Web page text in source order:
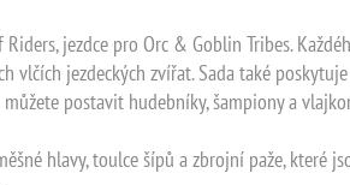
jezdce pro Orc & Goblin Tribes.
vlčích jezdeckých zvířat. Sada také
postavit hudebníky, šampiony a
hlavy, toulce šípů a zbrojní paže, které